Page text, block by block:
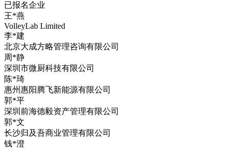
已报名企业
王*燕
VolleyLab Limited
李*建
北京大成方略管理咨询有限公司
周*静
深圳市微厨科技有限公司
陈*琦
惠州惠阳腾飞新能源有限公司
郭*平
深圳前海德毅资产管理有限公司
郭*文
长沙归及吾商业管理有限公司
钱*澄